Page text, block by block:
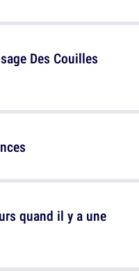
Des Couilles
quand il y a une